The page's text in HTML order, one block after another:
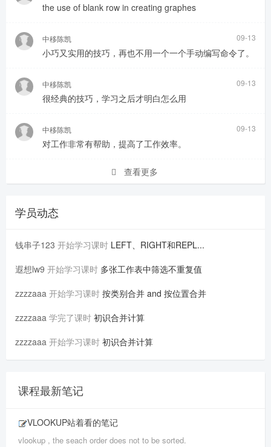
the use of blank row in creating graphes
中移陈凯 09-13
小巧又实用的技巧，再也不用一个一个手动编写命令了。
中移陈凯 09-13
很经典的技巧，学习之后才明白怎么用
中移陈凯 09-13
对工作非常有帮助，提高了工作效率。
查看更多
学员动态
钱串子123 开始学习课时 LEFT、RIGHT和REPL...
遐想lw9 开始学习课时 多张工作表中筛选不重复值
zzzzaaa 开始学习课时 按类别合并 and 按位置合并
zzzzaaa 学完了课时 初识合并计算
zzzzaaa 开始学习课时 初识合并计算
课程最新笔记
VLOOKUP站着看的笔记
vlookup , the seach order does not to be sorted.